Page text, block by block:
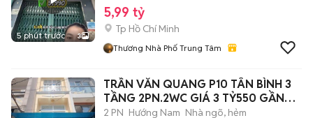
5 phút trước 3
5,99 tỷ
Tp Hồ Chí Minh
Thương Nhà Phố Trung Tâm
TRẦN VĂN QUANG P10 TÂN BÌNH 3
TẦNG 2PN.2WC GIÁ 3 TỶ550 GẦN
CHỢ
2 PN Hướng Nam Nhà ngõ, hẻm